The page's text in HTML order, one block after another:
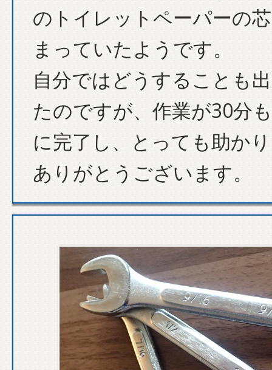
のトイレットペーパーの
まっていたようです。
自分ではどうすることも
たのですが、作業が30分
に完了し、とっても助か
ありがとうございます。